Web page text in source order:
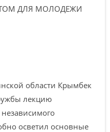
области Крымбек
лекцию
осветил основные